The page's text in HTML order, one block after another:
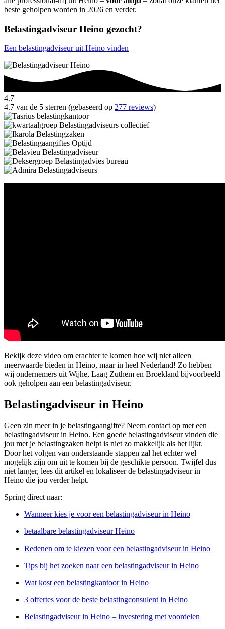
beste geholpen worden in 2026 en verder.
Belastingadviseur Heino gezocht?
Een belastingadviseur uit Heino vinden
4.7
4.7 van de 5 sterren (gebaseerd op 277 reviews)
Bekijk deze video om erachter te komen hoe wij niet alleen
meerwaarde bieden in Heino, maar in heel Nederland! Zo hebben
wij ondernemers uit Wijhe, Laag Zuthem en Broekland bijvoorbeeld
ook geholpen aan een belastingadviseur.
Belastingadviseur in Heino
Geen zin meer in je belastingaangifte? Neem contact op met een
belastingadviseur in Heino. Een goede belastingadviseur vinden die
jou met je belastingzaken helpt is niet zo makkelijk als het lijkt.
Door het volgen van onderstaande stappen zal het echter wel
mogelijk zijn om uit te komen bij de geschikte persoon. Twijfel dus
niet langer, lees dit artikel en lokaliseer de belastingadviseur in
Heino die jou verder helpt.
Spring direct naar:
Wanneer kies je voor een belastingadviseur in Heino
betaalbare belastingadviseur Heino
Redenen om te kiezen voor een belastingadviseur in Heino
Tips bij het zoeken naar een belastingadviseur in Heino
Wat kost een belastingkantoor in Heino
3 offertes voor de beste belastingconsulent in Heino
Belastingadviseur in Heino – investering met voordelen